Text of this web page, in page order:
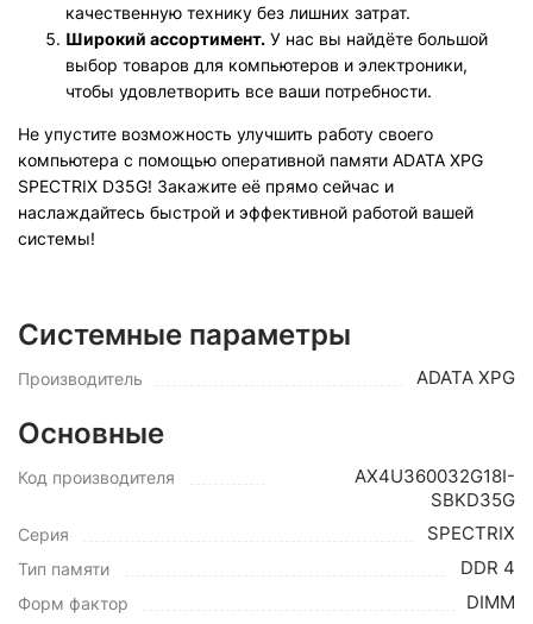
качественную технику без лишних затрат.
Широкий ассортимент. У нас вы найдёте большой
выбор товаров для компьютеров и электроники,
чтобы удовлетворить все ваши потребности.
Не упустите возможность улучшить работу своего
компьютера с помощью оперативной памяти ADATA XPG
SPECTRIX D35G! Закажите её прямо сейчас и
наслаждайтесь быстрой и эффективной работой вашей
системы!
Системные параметры
Производитель ADATA XPG
Основные
Код производителя
AX4U360032G18I-
SBKD35G
Серия SPECTRIX
Тип памяти DDR 4
Форм фактор DIMM